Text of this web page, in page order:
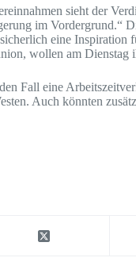
sieht der
im Vordergrund.“
eine
wollen am Dienstag
Fall eine
Auch könnten